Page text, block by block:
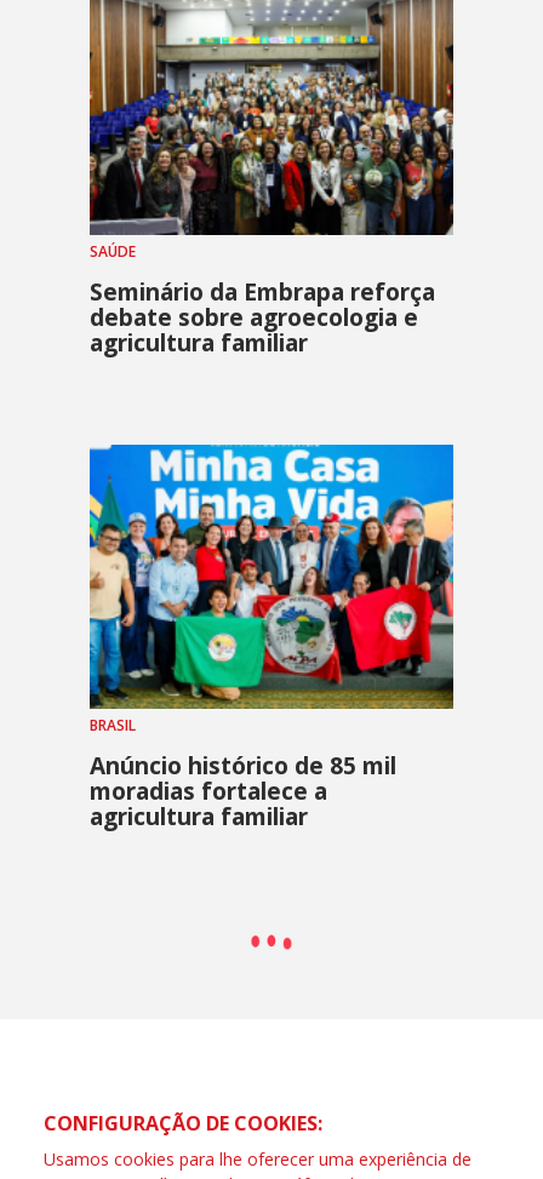
SAÚDE
Seminário da Embrapa reforça
debate sobre agroecologia e
agricultura familiar
BRASIL
Anúncio histórico de 85 mil
moradias fortalece a
agricultura familiar
CONFIGURAÇÃO DE COOKIES:
Usamos cookies para lhe oferecer uma experiência de